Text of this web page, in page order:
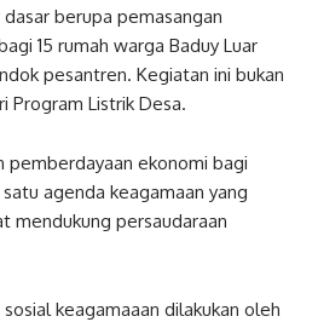
berupa pemasangan
15 rumah warga Baduy Luar
pesantren. Kegiatan ini bukan
Program Listrik Desa.
pemberdayaan ekonomi bagi
agenda keagamaan yang
mendukung persaudaraan
keagamaaan dilakukan oleh